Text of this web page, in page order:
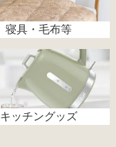
寝具・毛布等
キッチングッズ